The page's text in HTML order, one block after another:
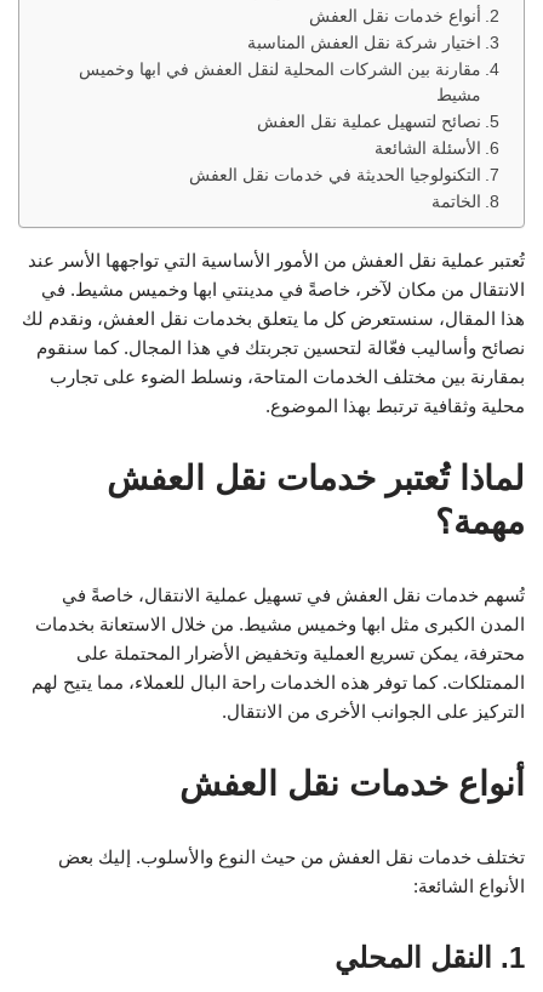
أنواع خدمات نقل العفش
اختيار شركة نقل العفش المناسبة
مقارنة بين الشركات المحلية لنقل العفش في ابها وخميس
مشيط
نصائح لتسهيل عملية نقل العفش
الأسئلة الشائعة
التكنولوجيا الحديثة في خدمات نقل العفش
الخاتمة
تُعتبر عملية نقل العفش من الأمور الأساسية التي تواجهها الأسر عند
الانتقال من مكان لآخر، خاصةً في مدينتي ابها وخميس مشيط. في
هذا المقال، سنستعرض كل ما يتعلق بخدمات نقل العفش، ونقدم لك
نصائح وأساليب فعّالة لتحسين تجربتك في هذا المجال. كما سنقوم
بمقارنة بين مختلف الخدمات المتاحة، ونسلط الضوء على تجارب
محلية وثقافية ترتبط بهذا الموضوع.
لماذا تُعتبر خدمات نقل العفش
مهمة؟
تُسهم خدمات نقل العفش في تسهيل عملية الانتقال، خاصةً في
المدن الكبرى مثل ابها وخميس مشيط. من خلال الاستعانة بخدمات
محترفة، يمكن تسريع العملية وتخفيض الأضرار المحتملة على
الممتلكات. كما توفر هذه الخدمات راحة البال للعملاء، مما يتيح لهم
التركيز على الجوانب الأخرى من الانتقال.
أنواع خدمات نقل العفش
تختلف خدمات نقل العفش من حيث النوع والأسلوب. إليك بعض
الأنواع الشائعة:
1. النقل المحلي